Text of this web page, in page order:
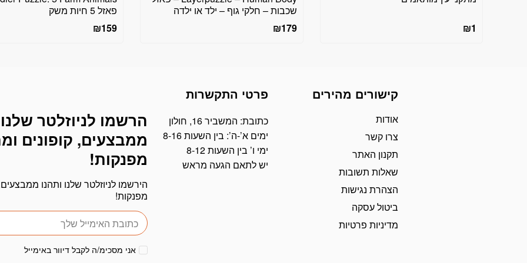
₪1
שכבות – חלקי גוף – ילד או ילדה
₪179
פאזל 5 חיות משק
₪159
קישורים מהירים
אודות
צרו קשר
תקנון האתר
שאלות תשובות
הצהרת נגישות
ביטול עסקה
מדיניות פרטיות
פרטי התקשרות
כתובת: המשביר 16, חולון
ימים א’-ה’: בין השעות 8-16
ימי ו’ בין השעות 8-12
יש לתאם הגעה מראש
הרשמו לניוזלטר
ממבצעים, קופונים
מפנקות!
הירשמו לניוזלטר שלנו ותהנו
מפנקות!
דוא׳׳ל
אני מסכימ/ה לקבל דיוור באימייל